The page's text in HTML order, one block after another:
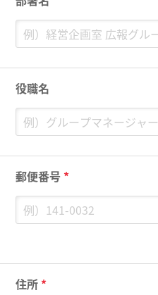
役職名
郵便番号 *
住所 *